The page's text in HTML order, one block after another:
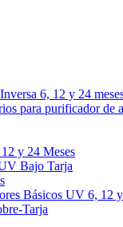
6, 12 y 24
para purificador de
y 24 Meses
Bajo Tarja
Básicos UV 6, 12
Tarja